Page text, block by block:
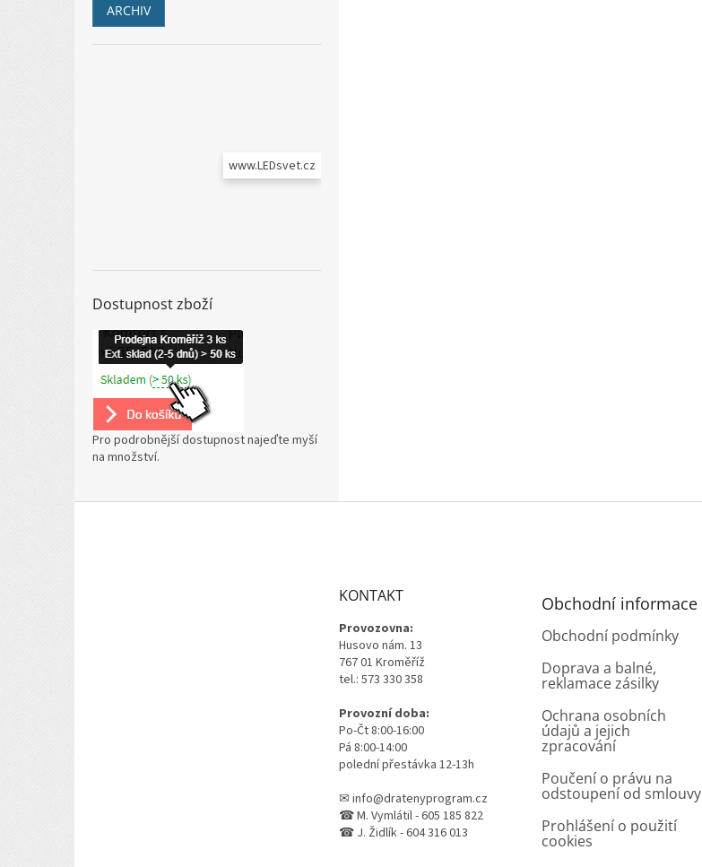
ARCHIV
www.LEDsvet.cz
Dostupnost zboží
Pro podrobnější dostupnost najeďte myší
na množství.
KONTAKT
Provozovna:
Husovo nám. 13
767 01 Kroměříž
tel.: 573 330 358
Provozní doba:
Po-Čt 8:00-16:00
Pá 8:00-14:00
polední přestávka 12-13h
✉ info@dratenyprogram.cz
☎ M. Vymlátil - 605 185 822
☎ J. Židlík - 604 316 013
Obchodní informace
Obchodní podmínky
Doprava a balné,
reklamace zásilky
Ochrana osobních
údajů a jejich
zpracování
Poučení o právu na
odstoupení od smlouvy
Prohlášení o použití
cookies